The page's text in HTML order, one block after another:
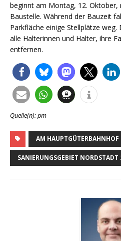
beginnt am Montag, 12. Oktober,
Baustelle. Während der Bauzeit
Parkfläche einige Stellplätze
alle Halterinnen und Halter, ihre
entfernen.
Quelle(n): pm
AM HAUPTGÜTERBAHNHOF
SANIERUNGSGEBIET NORDSTADT